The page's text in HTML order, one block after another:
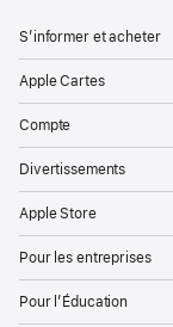
S’informer et acheter
Apple Cartes
Compte
Divertissements
Apple Store
Pour les entreprises
Pour l’Éducation